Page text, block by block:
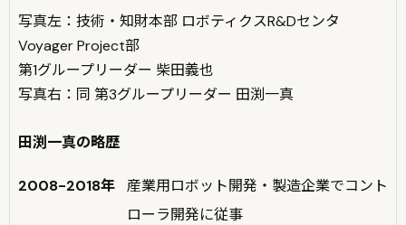
写真左：技術・知財本部 ロボティクスR&Dセンタ
Voyager Project部
第1グループリーダー 柴田義也
写真右：同 第3グループリーダー 田渕一真
田渕一真の略歴
2008-2018年
産業用ロボット開発・製造企業でコント
ローラ開発に従事